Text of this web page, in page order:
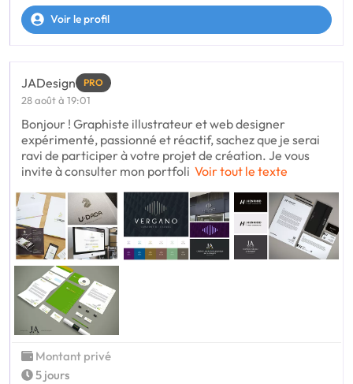
Voir le profil
JADesign PRO
28 août à 19:01
Bonjour ! Graphiste illustrateur et web designer
expérimenté, passionné et réactif, sachez que je serai
ravi de participer à votre projet de création. Je vous
invite à consulter mon portfoli Voir tout le texte
Montant privé
5 jours